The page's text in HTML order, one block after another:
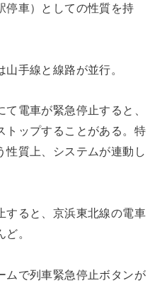
停車）としての性質を持
手線と線路が並行。
電車が緊急停止すると、
トップすることがある。特
性質上、システムが連動し
すると、京浜東北線の電車
。
ムで列車緊急停止ボタンが